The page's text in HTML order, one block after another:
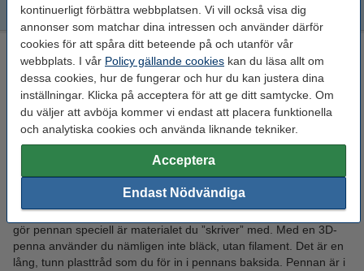
kontinuerligt förbättra webbplatsen. Vi vill också visa dig
annonser som matchar dina intressen och använder därför
cookies för att spåra ditt beteende på och utanför vår
webbplats. I vår Policy gällande cookies kan du läsa allt om
dessa cookies, hur de fungerar och hur du kan justera dina
inställningar. Klicka på acceptera för att ge ditt samtycke. Om
du väljer att avböja kommer vi endast att placera funktionella
och analytiska cookies och använda liknande tekniker.
Acceptera
Endast Nödvändiga
Filament till 3D-pennor
Köpa en 3D-penna?
Älskar du att rita och är redo för en ny utmaning? Eller har du
aldrig ritat och vill gärna prova? Då är en 3D-penna något för dig.
Med en 3D-penna ger du din teckning extra dimension och kan
Vad är en 3D-penna?
En 3D-penna liknar en vanlig penna, bara lite tjockare. Det som
gör pennan speciell är materialet du ”skriver” med. Med en 3D-
penna använder du nämligen inte bläck, utan filament. Det är en
lång, tunn plasttråd som du för in i pennans baksida. Pennan är i